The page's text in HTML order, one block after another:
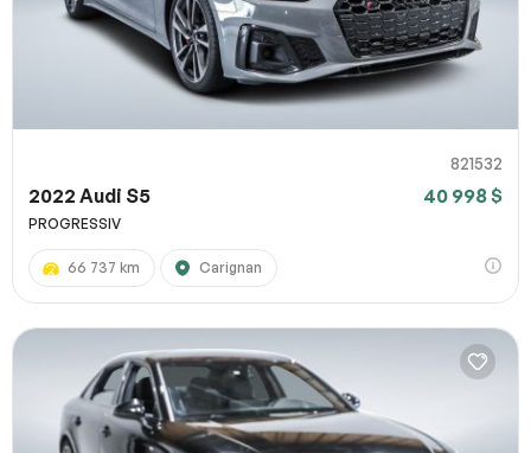
821532
2022 Audi S5 40 998 $
PROGRESSIV
66 737 km Carignan